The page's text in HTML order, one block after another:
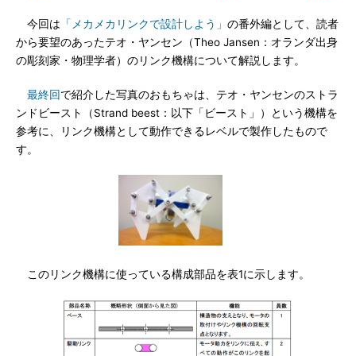
今回は 「メカメカリンクで設計しよう」 の番外編として、読者
から要望のあったテオ・ヤンセン（Theo Jansen：オランダ出身
の彫刻家・物理学者）のリンク機構について解説します。
最終回で紹介した写真のおもちゃは、テオ・ヤンセンのストラ
ンドビースト（Strand beest：以下「ビースト」）という機構を
参考に、リンク機構として動作できるレベルで製作したもので
す。
このリンク機構に使っている構成部品を表1に示します。